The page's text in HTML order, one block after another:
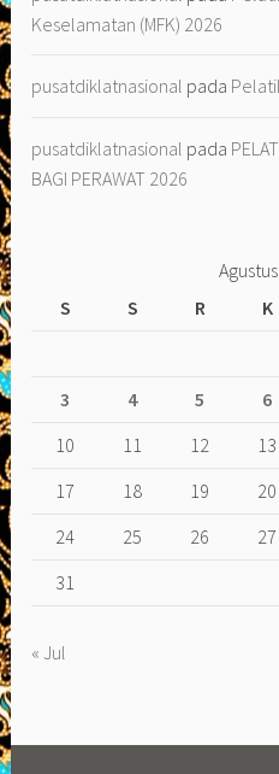
Keselamatan (MFK) 2026
pusatdiklatnasional pada
pusatdiklatnasional pada
BAGI PERAWAT 2026
S
S R K
3
4 5 6
10
11 12 13
17
18 19 20
24
25 26 27
31
« Jul